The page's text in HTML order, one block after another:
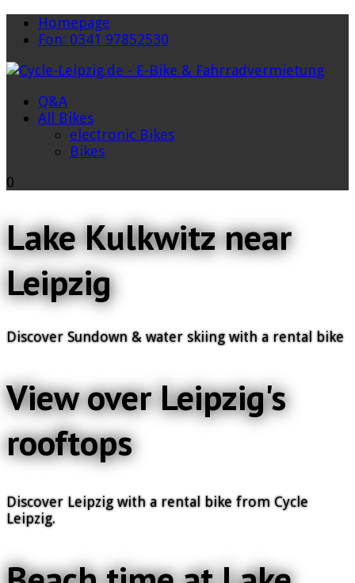
Homepage
Fon: 0341 97852530
Q&A
All Bikes
electronic Bikes
Bikes
0
Lake Kulkwitz near
Leipzig
Discover Sundown & water skiing with a rental bike
View over Leipzig's
rooftops
Discover Leipzig with a rental bike from Cycle
Leipzig.